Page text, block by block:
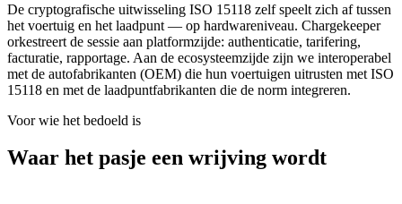
De cryptografische uitwisseling ISO 15118 zelf speelt zich af tussen
het voertuig en het laadpunt — op hardwareniveau. Chargekeeper
orkestreert de sessie aan platformzijde: authenticatie, tarifering,
facturatie, rapportage. Aan de ecosysteemzijde zijn we interoperabel
met de autofabrikanten (OEM) die hun voertuigen uitrusten met ISO
15118 en met de laadpuntfabrikanten die de norm integreren.
Voor wie het bedoeld is
Waar het pasje een wrijving wordt